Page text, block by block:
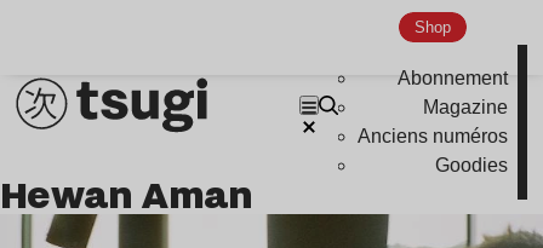
Shop
Abonnement
Magazine
Anciens numéros
Goodies
Hewan Aman